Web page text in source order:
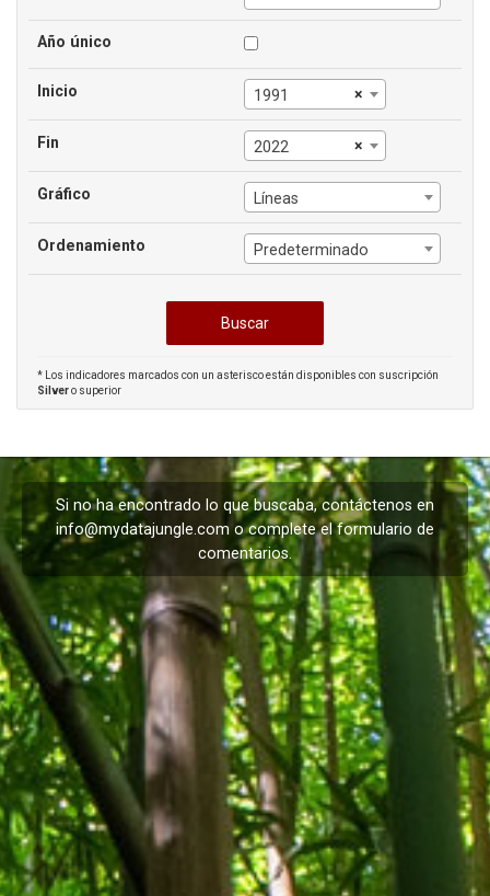
Año único
Inicio ×
1991
Fin ×
2022
Gráfico Líneas
Ordenamiento Predeterminado
* Los indicadores marcados con un asterisco están disponibles con suscripción
Silvero superior
Si no ha encontrado lo que buscaba, contáctenos en
info@mydatajungle.como complete el formulario de
comentarios